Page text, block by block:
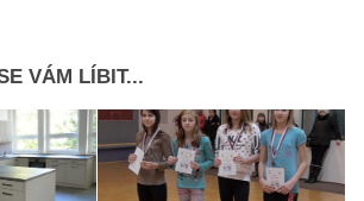
VÁM LÍBIT...